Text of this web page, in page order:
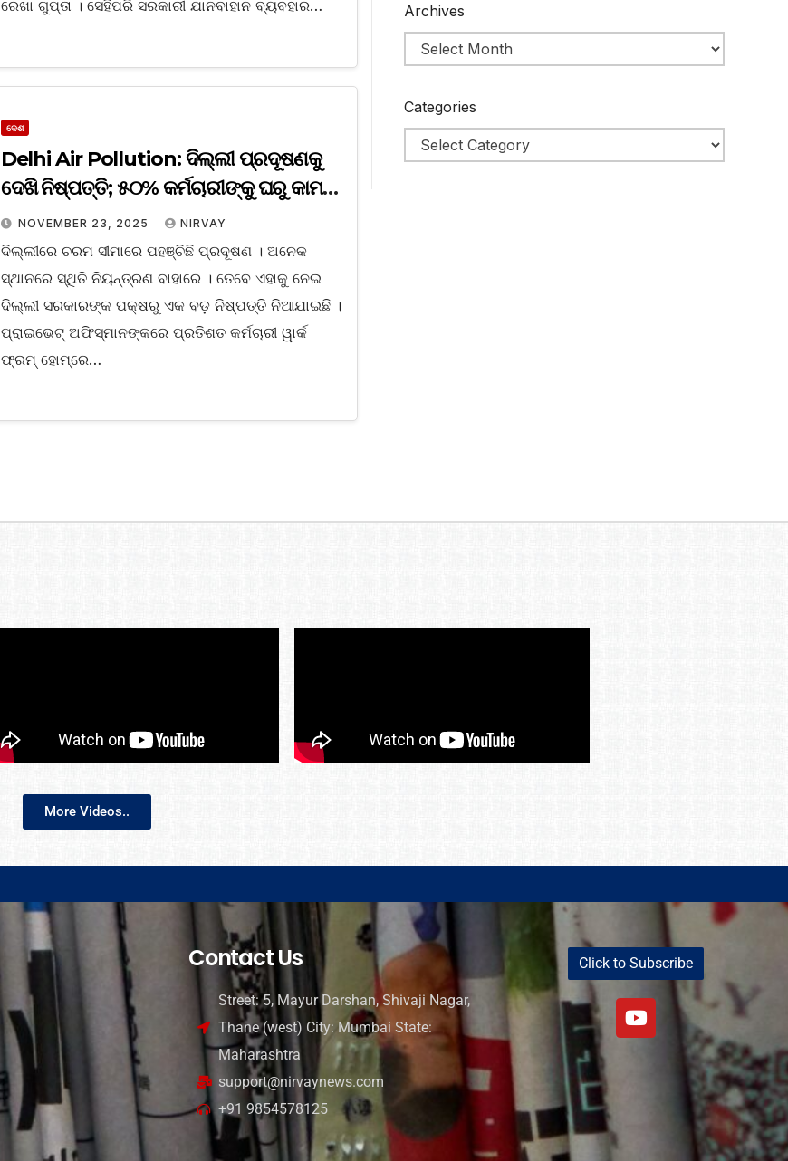
ରେଖା ଗୁପ୍ତା । ସେହିପରି ସରକାରୀ ଯାନବାହାନ ବ୍ୟବହାର…
ଦେଶ
Delhi Air Pollution: ଦିଲ୍ଲୀ ପ୍ରଦୂଷଣକୁ
ଦେଖି ନିଷ୍ପତ୍ତି; ୫୦% କର୍ମଚାରୀଙ୍କୁ ଘରୁ କାମ
କରିବାକୁ ନିର୍ଦ୍ଦେଶ
NOVEMBER 23, 2025 NIRVAY
ଦିଲ୍ଲୀରେ ଚରମ ସୀମାରେ ପହଞ୍ଚିଛି ପ୍ରଦୂଷଣ । ଅନେକ
ସ୍ଥାନରେ ସ୍ଥିତି ନିୟନ୍ତ୍ରଣ ବାହାରେ । ତେବେ ଏହାକୁ ନେଇ
ଦିଲ୍ଲୀ ସରକାରଙ୍କ ପକ୍ଷରୁ ଏକ ବଡ଼ ନିଷ୍ପତ୍ତି ନିଆଯାଇଛି ।
ପ୍ରାଇଭେଟ୍‌ ଅଫିସ୍‌ମାନଙ୍କରେ ପ୍ରତିଶତ କର୍ମଚାରୀ ୱାର୍କ
ଫ୍ରମ୍‌ ହୋମ୍‌ରେ…
Archives
Categories
More Videos..
Contact Us
Street: 5, Mayur Darshan, Shivaji Nagar,
Thane (west) City: Mumbai State:
Maharashtra
support@nirvaynews.com
+91 9854578125
Click to Subscribe